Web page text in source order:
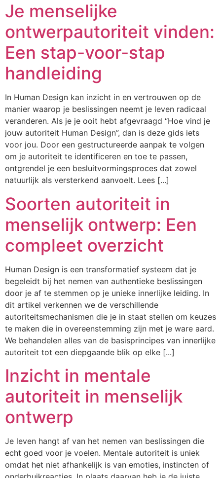
Je menselijke
ontwerpautoriteit vinden:
Een stap-voor-stap
handleiding
In Human Design kan inzicht in en vertrouwen op de
manier waarop je beslissingen neemt je leven radicaal
veranderen. Als je je ooit hebt afgevraagd “Hoe vind je
jouw autoriteit Human Design”, dan is deze gids iets
voor jou. Door een gestructureerde aanpak te volgen
om je autoriteit te identificeren en toe te passen,
ontgrendel je een besluitvormingsproces dat zowel
natuurlijk als versterkend aanvoelt. Lees [...]
Soorten autoriteit in
menselijk ontwerp: Een
compleet overzicht
Human Design is een transformatief systeem dat je
begeleidt bij het nemen van authentieke beslissingen
door je af te stemmen op je unieke innerlijke leiding. In
dit artikel verkennen we de verschillende
autoriteitsmechanismen die je in staat stellen om keuzes
te maken die in overeenstemming zijn met je ware aard.
We behandelen alles van de basisprincipes van innerlijke
autoriteit tot een diepgaande blik op elke [...]
Inzicht in mentale
autoriteit in menselijk
ontwerp
Je leven hangt af van het nemen van beslissingen die
echt goed voor je voelen. Mentale autoriteit is uniek
omdat het niet afhankelijk is van emoties, instincten of